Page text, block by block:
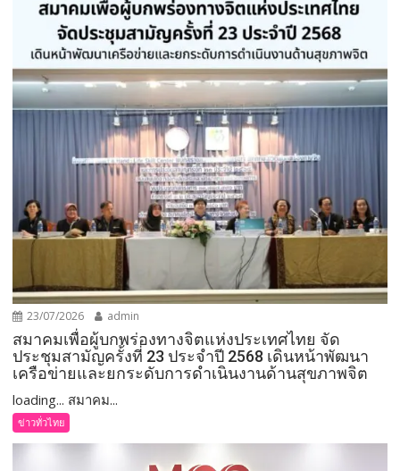
23/07/2026 admin
สมาคมเพื่อผู้บกพร่องทางจิตแห่งประเทศไทย จัด
ประชุมสามัญครั้งที่ 23 ประจำปี 2568 เดินหน้าพัฒนา
เครือข่ายและยกระดับการดำเนินงานด้านสุขภาพจิต
loading... สมาคม...
ข่าวทั่วไทย